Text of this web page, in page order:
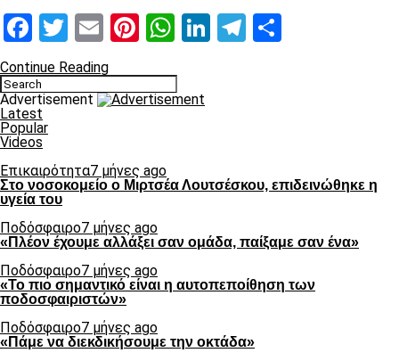
Facebook
Twitter
EmailPinterest
WhatsApp
LinkedIn
Telegram
Continue Reading
Advertisement
Latest
Popular
Videos
Επικαιρότητα7 μήνες ago
Στο νοσοκομείο ο Μιρτσέα Λουτσέσκου, επιδεινώθηκε η
υγεία του
Ποδόσφαιρο7 μήνες ago
«Πλέον έχουμε αλλάξει σαν ομάδα, παίξαμε σαν ένα»
Ποδόσφαιρο7 μήνες ago
«Το πιο σημαντικό είναι η αυτοπεποίθηση των
ποδοσφαιριστών»
Ποδόσφαιρο7 μήνες ago
«Πάμε να διεκδικήσουμε την οκτάδα»